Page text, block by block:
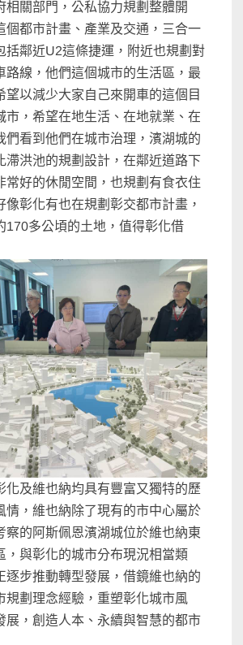
相關部門，公私協力規劃整體開
個都市計畫、產業及交通，三合一
括鄰近U2這條捷運，附近也規劃對
路線，他們這個城市的生活區，最
望以減少大家自己來開車的這個目
市，希望在地生活、在地就業、在
們看到他們在城市治理，濱湖城的
滯洪池的規劃設計，在鄰近道路下
常好的休閒空間，也規劃有食衣住
像彰化有也在規劃彰交都市計畫，
170多公頃的土地，值得彰化借
化及維也納均具有豐富又獨特的歷
情，維也納除了現有的市中心屬於
察的阿斯佩恩濱湖城位於維也納東
，與彰化的城市分布現況相當類
逐步推動轉型發展，借鏡維也納的
規劃理念經驗，重塑彰化城市風
展，創造人本、永續與智慧的都市